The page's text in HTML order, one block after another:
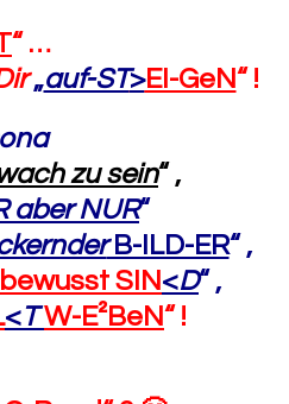
“ …
„auf-ST>EI-GeN“ !
zu sein“ ,
aber NUR“
B-ILD-ER“ ,
bewusst SIN <D“ ,
<T W-E²BeN“ !